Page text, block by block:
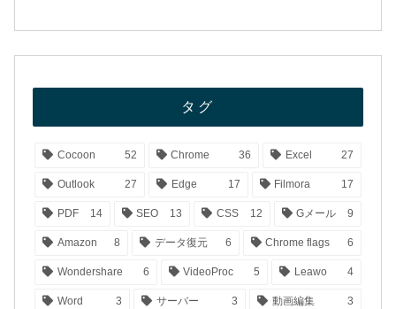
タグ
Cocoon 52 Chrome 36 Excel 27
Outlook 27 Edge 17 Filmora 17
PDF 14 SEO 13 CSS 12 Gメール 9
Amazon 8 データ復元 6 Chrome flags 6
Wondershare 6 VideoProc 5 Leawo 4
Word 3 サーバー 3 動画編集 3